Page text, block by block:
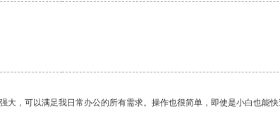
，可以满足我日常办公的所有需求。操作也很简单，即使是小白也能快